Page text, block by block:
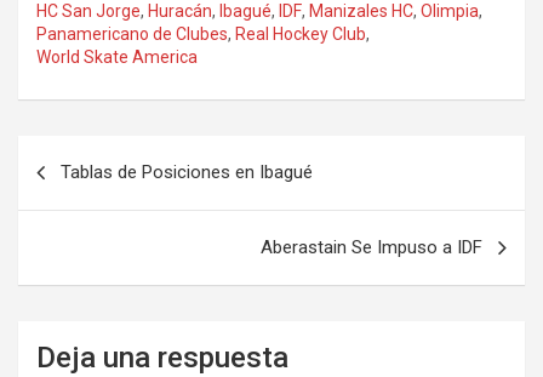
HC San Jorge, Huracán, Ibagué, IDF, Manizales HC, Olimpia,
Panamericano de Clubes, Real Hockey Club,
World Skate America
Tablas de Posiciones en Ibagué
Aberastain Se Impuso a IDF
Deja una respuesta